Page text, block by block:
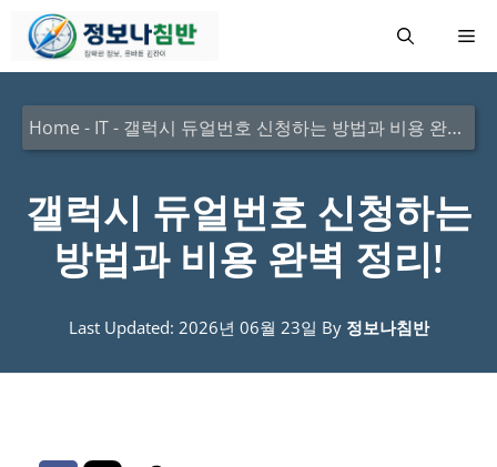
메
Home - IT- 갤럭시 듀얼번호 신청하는 방법과 비용 완벽 정리!
갤럭시 듀얼번호 신청하는
방법과 비용 완벽 정리!
Last Updated: 2026년 06월 23일 By 정보나침반